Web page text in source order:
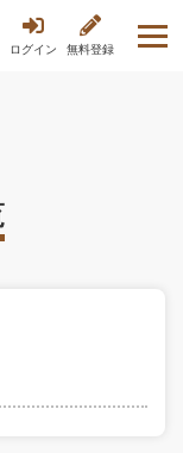
ログイン 無料登録